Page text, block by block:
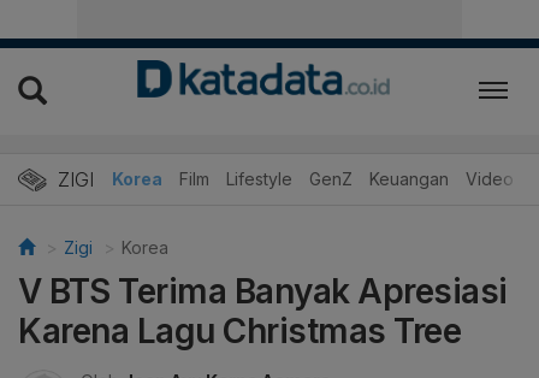
ZIGI
Hits Korea Film Lifestyle GenZ Keuangan Video
Zigi Korea
V BTS Terima Banyak Apresiasi
Karena Lagu Christmas Tree